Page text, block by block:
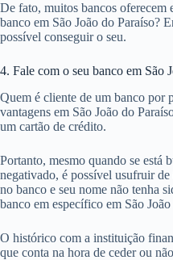
De fato, muitos bancos oferecem
banco em São João do Paraíso?
possível conseguir o seu.
4. Fale com o seu banco em São
Quem é cliente de um banco por
vantagens em São João do
um cartão de crédito.
Portanto, mesmo quando se está
negativado, é possível usufruir
no banco e seu nome não tenha
banco em específico em São
O histórico com a instituição
que conta na hora de ceder ou